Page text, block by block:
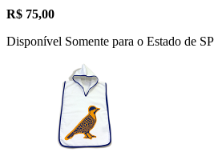
R$ 75,00
Disponível Somente para o Estado de SP